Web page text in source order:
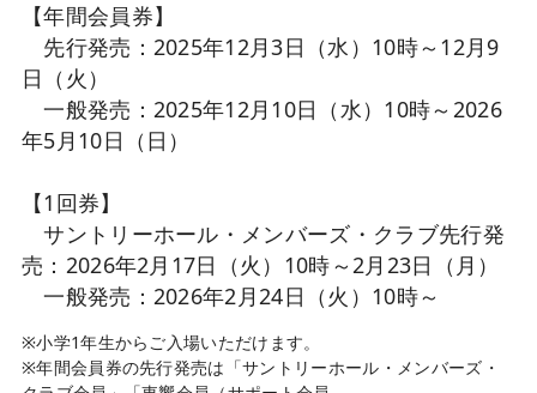
【年間会員券】
先行発売：2025年12月3日（水）10時～12月9
日（火）
一般発売：2025年12月10日（水）10時～2026
年5月10日（日）
【1回券】
サントリーホール・メンバーズ・クラブ先行発
売：2026年2月17日（火）10時～2月23日（月）
一般発売：2026年2月24日（火）10時～
※小学1年生からご入場いただけます。
※年間会員券の先行発売は「サントリーホール・メンバーズ・